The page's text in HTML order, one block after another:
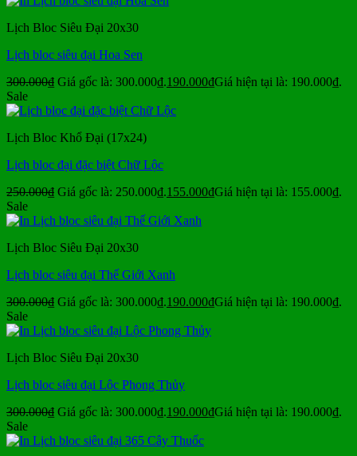
Lịch Bloc Siêu Đại 20x30
Lịch bloc siêu đại Hoa Sen
300.000₫ Giá gốc là: 300.000₫.190.000₫Giá hiện tại là: 190.000₫.
Sale
Lịch Bloc Khổ Đại (17x24)
Lịch bloc đại đặc biệt Chữ Lộc
250.000₫ Giá gốc là: 250.000₫.155.000₫Giá hiện tại là: 155.000₫.
Sale
Lịch Bloc Siêu Đại 20x30
Lịch bloc siêu đại Thế Giới Xanh
300.000₫ Giá gốc là: 300.000₫.190.000₫Giá hiện tại là: 190.000₫.
Sale
Lịch Bloc Siêu Đại 20x30
Lịch bloc siêu đại Lộc Phong Thủy
300.000₫ Giá gốc là: 300.000₫.190.000₫Giá hiện tại là: 190.000₫.
Sale